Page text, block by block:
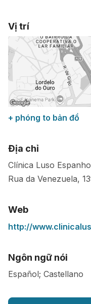
Vị trí
+ phóng to bản đồ
Địa chỉ
Clínica Luso
Rua da Venezuela,
Web
http://
Ngôn ngữ nói
Español; Castellano